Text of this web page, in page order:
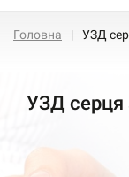
Головна УЗД
УЗД серця